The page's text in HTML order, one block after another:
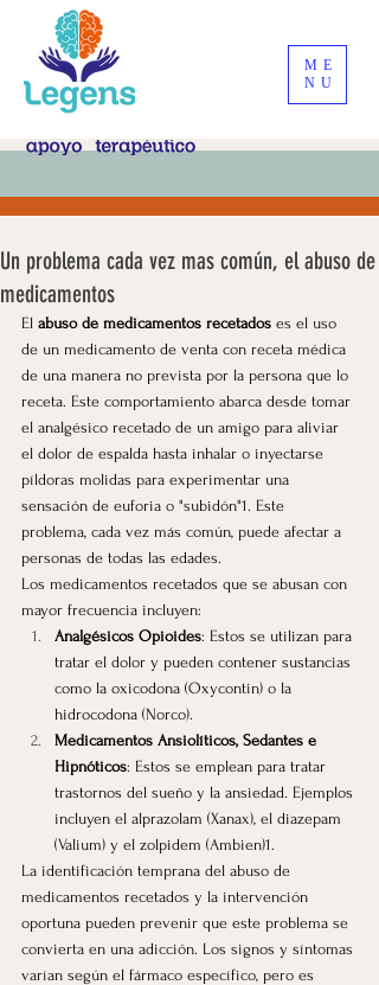
ME
NU
Un problema cada vez mas común, el abuso de
medicamentos
El abuso de medicamentos recetados es el uso
de un medicamento de venta con receta médica
de una manera no prevista por la persona que lo
receta. Este comportamiento abarca desde tomar
el analgésico recetado de un amigo para aliviar
el dolor de espalda hasta inhalar o inyectarse
píldoras molidas para experimentar una
sensación de euforia o "subidón"1. Este
problema, cada vez más común, puede afectar a
personas de todas las edades.
Los medicamentos recetados que se abusan con
mayor frecuencia incluyen:
Analgésicos Opioides: Estos se utilizan para
tratar el dolor y pueden contener sustancias
como la oxicodona (Oxycontin) o la
hidrocodona (Norco).
Medicamentos Ansiolíticos, Sedantes e
Hipnóticos: Estos se emplean para tratar
trastornos del sueño y la ansiedad. Ejemplos
incluyen el alprazolam (Xanax), el diazepam
(Valium) y el zolpidem (Ambien)1.
La identificación temprana del abuso de
medicamentos recetados y la intervención
oportuna pueden prevenir que este problema se
convierta en una adicción. Los signos y síntomas
varían según el fármaco específico, pero es